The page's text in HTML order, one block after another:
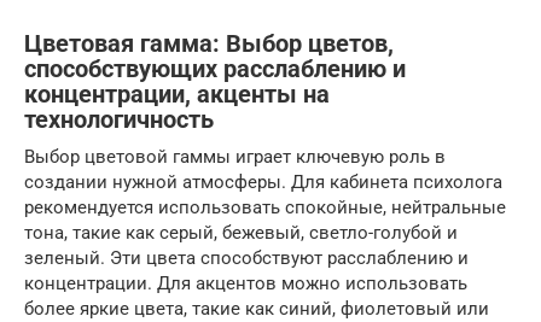
Цветовая гамма: Выбор цветов,
способствующих расслаблению и
концентрации, акценты на
технологичность
Выбор цветовой гаммы играет ключевую роль в
создании нужной атмосферы. Для кабинета психолога
рекомендуется использовать спокойные, нейтральные
тона, такие как серый, бежевый, светло-голубой и
зеленый. Эти цвета способствуют расслаблению и
концентрации. Для акцентов можно использовать
более яркие цвета, такие как синий, фиолетовый или